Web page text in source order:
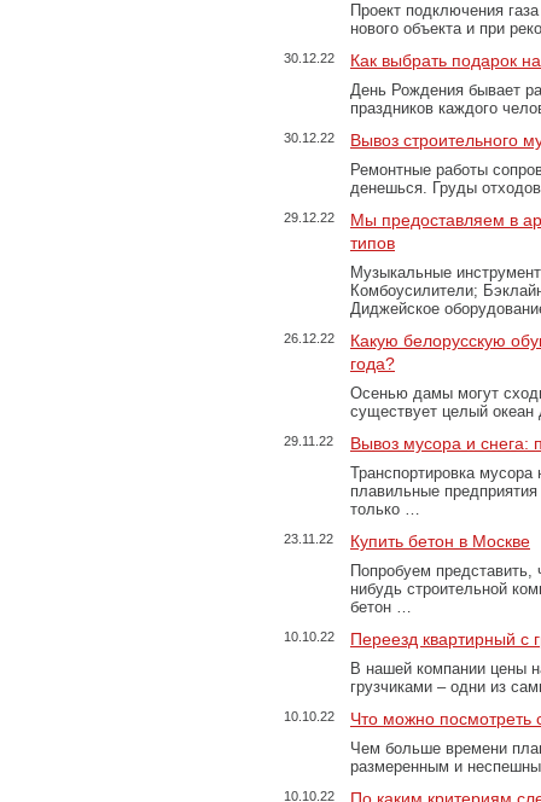
Проект подключения
нового объекта и при
30.12.22 Как выбрать подарок
День Рождения бывает
праздников каждого
30.12.22 Вывоз строительного
Ремонтные работы
денешься. Груды
29.12.22
Мы предоставляем в
типов
Музыкальные
Комбоусилители;
Диджейское
26.12.22
Какую белорусскую
года?
Осенью дамы могут
существует целый
29.11.22 Вывоз мусора и
Транспортировка
плавильные
только …
23.11.22 Купить бетон в Москве
Попробуем представить,
нибудь строительной
бетон …
10.10.22 Переезд квартирный с
В нашей компании цены
грузчиками – одни из
10.10.22 Что можно посмотреть
Чем больше времени
размеренным и
10.10.22